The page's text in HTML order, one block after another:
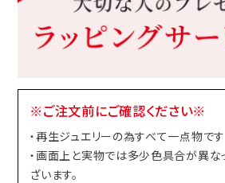
※ご注文前にご確認ください※
・再生ジュエリーの為すべて一点物です
・画面上と実物では多少色具合が異な
ざいます。